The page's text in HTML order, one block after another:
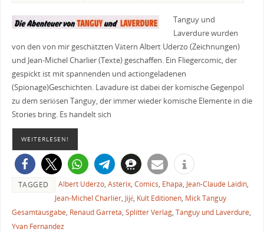
Tanguy und
Laverdure wurden
von den von mir geschätzten Vätern Albert Uderzo (Zeichnungen)
und Jean-Michel Charlier (Texte) geschaffen. Ein Fliegercomic, der
gespickt ist mit spannenden und actiongeladenen
(Spionage)Geschichten. Lavadure ist dabei der komische Gegenpol
zu dem seriösen Tanguy, der immer wieder komische Elemente in die
Stories bring. Es handelt sich
WEITERLESEN!
TAGGED Albert Uderzo, Asterix, Comics, Ehapa, Jean-Claude Laidin,
Jean-Michel Charlier, Jijé, Kult Editionen, Mick Tanguy
Gesamtausgabe, Renaud Garreta, Splitter Verlag, Tanguy und Laverdure,
Yvan Fernandez